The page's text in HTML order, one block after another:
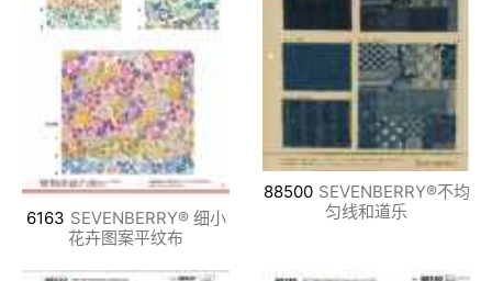
6163 SEVENBERRY® 细小
花卉图案平纹布
88500 SEVENBERRY®不均
匀线和道乐